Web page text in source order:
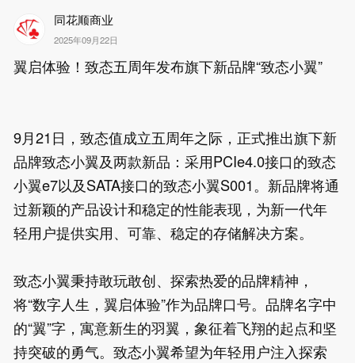
同花顺商业
2025年09月22日
翼启体验！致态五周年发布旗下新品牌“致态小翼”
9月21日，致态值成立五周年之际，正式推出旗下新
品牌致态小翼及两款新品：采用PCIe4.0接口的致态
小翼e7以及SATA接口的致态小翼S001。新品牌将通
过新颖的产品设计和稳定的性能表现，为新一代年
轻用户提供实用、可靠、稳定的存储解决方案。
致态小翼秉持敢玩敢创、探索热爱的品牌精神，
将“数字人生，翼启体验”作为品牌口号。品牌名字中
的“翼”字，寓意新生的羽翼，象征着飞翔的起点和坚
持突破的勇气。致态小翼希望为年轻用户注入探索